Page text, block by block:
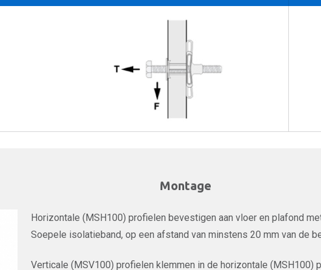
Montage
Horizontale (MSH100) profielen bevestigen aan vloer en plafond
Soepele isolatieband, op een afstand van minstens 20 mm van de
Verticale (MSV100) profielen klemmen in de horizontale (MSH100)